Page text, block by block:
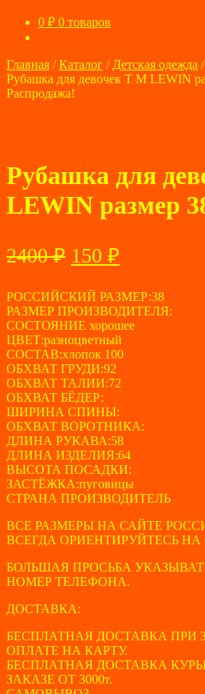
0 ₽ 0 товаров
Главная /Каталог / Детская одежда /
Рубашка для девочек T M LEWIN
Распродажа!
Рубашка для
LEWIN размер
2400₽ Первоначальная
составляла
2400 ₽.
150 ₽
150 ₽.
РОССИЙСКИЙ РАЗМЕР:38
РАЗМЕР ПРОИЗВОДИТЕЛЯ:
СОСТОЯНИЕ хорошее
ЦВЕТ:разноцветный
СОСТАВ:хлопок 100
ОБХВАТ ГРУДИ:92
ОБХВАТ ТАЛИИ:72
ОБХВАТ БЁДЕР:
ШИРИНА СПИНЫ:
ОБХВАТ ВОРОТНИКА:
ДЛИНА РУКАВА:58
ДЛИНА ИЗДЕЛИЯ:64
ВЫСОТА ПОСАДКИ:
ЗАСТЁЖКА:пуговицы
СТРАНА ПРОИЗВОДИТЕЛЬ
ВСЕ РАЗМЕРЫ НА САЙТЕ
ВСЕГДА ОРИЕНТИРУЙТЕСЬ
БОЛЬШАЯ ПРОСЬБА
НОМЕР ТЕЛЕФОНА.
ДОСТАВКА:
БЕСПЛАТНАЯ ДОСТАВКА ПРИ
ОПЛАТЕ НА КАРТУ.
БЕСПЛАТНАЯ ДОСТАВКА
ЗАКАЗЕ ОТ 3000т.